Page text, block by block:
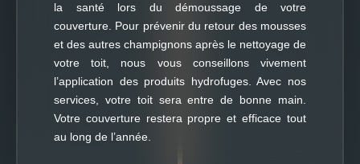
la santé lors du démoussage de votre
couverture. Pour prévenir du retour des mousses
et des autres champignons après le nettoyage de
votre toit, nous vous conseillons vivement
l’application des produits hydrofuges. Avec nos
services, votre toit sera entre de bonne main.
Votre couverture restera propre et efficace tout
au long de l’année.